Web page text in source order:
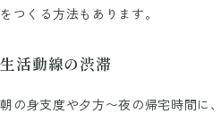
をつくる方法もあります。
生活動線の渋滞
朝の身支度や夕方〜夜の帰宅時間に